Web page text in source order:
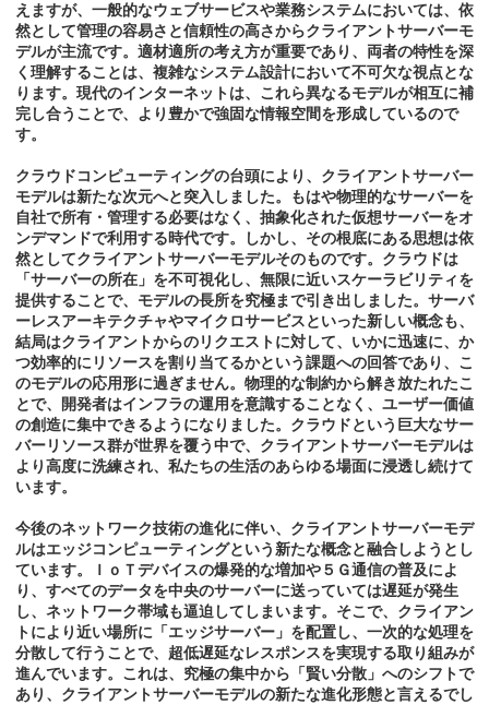
えますが、一般的なウェブサービスや業務システムにおいては、依
然として管理の容易さと信頼性の高さからクライアントサーバーモ
デルが主流です。適材適所の考え方が重要であり、両者の特性を深
く理解することは、複雑なシステム設計において不可欠な視点とな
ります。現代のインターネットは、これら異なるモデルが相互に補
完し合うことで、より豊かで強固な情報空間を形成しているので
す。
クラウドコンピューティングの台頭により、クライアントサーバー
モデルは新たな次元へと突入しました。もはや物理的なサーバーを
自社で所有・管理する必要はなく、抽象化された仮想サーバーをオ
ンデマンドで利用する時代です。しかし、その根底にある思想は依
然としてクライアントサーバーモデルそのものです。クラウドは
「サーバーの所在」を不可視化し、無限に近いスケーラビリティを
提供することで、モデルの長所を究極まで引き出しました。サーバ
ーレスアーキテクチャやマイクロサービスといった新しい概念も、
結局はクライアントからのリクエストに対して、いかに迅速に、か
つ効率的にリソースを割り当てるかという課題への回答であり、こ
のモデルの応用形に過ぎません。物理的な制約から解き放たれたこ
とで、開発者はインフラの運用を意識することなく、ユーザー価値
の創造に集中できるようになりました。クラウドという巨大なサー
バーリソース群が世界を覆う中で、クライアントサーバーモデルは
より高度に洗練され、私たちの生活のあらゆる場面に浸透し続けて
います。
今後のネットワーク技術の進化に伴い、クライアントサーバーモデ
ルはエッジコンピューティングという新たな概念と融合しようとし
ています。ＩｏＴデバイスの爆発的な増加や５Ｇ通信の普及によ
り、すべてのデータを中央のサーバーに送っていては遅延が発生
し、ネットワーク帯域も逼迫してしまいます。そこで、クライアン
トにより近い場所に「エッジサーバー」を配置し、一次的な処理を
分散して行うことで、超低遅延なレスポンスを実現する取り組みが
進んでいます。これは、究極の集中から「賢い分散」へのシフトで
あり、クライアントサーバーモデルの新たな進化形態と言えるでし